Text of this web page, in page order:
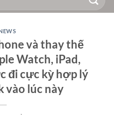
và thay thế
Watch, iPad,
đi cực kỳ hợp lý
vào lúc này